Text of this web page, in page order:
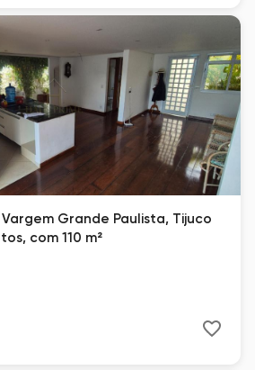
Grande Paulista, Tijuco
com 110 m²